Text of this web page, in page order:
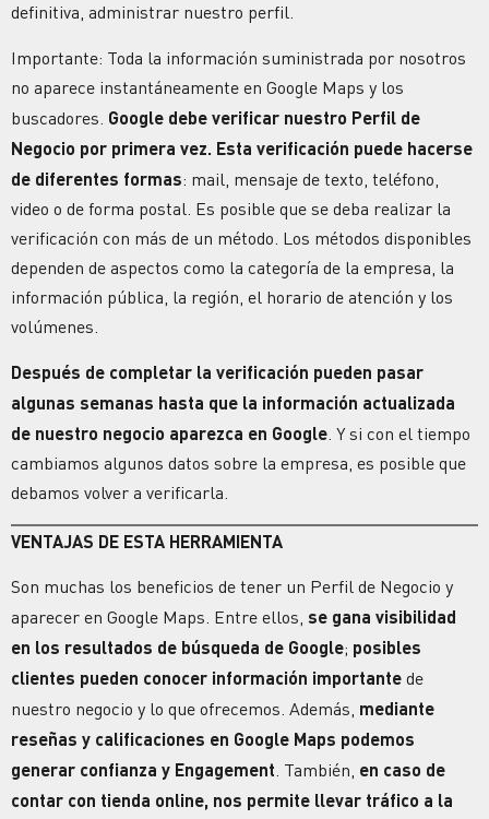
definitiva, administrar nuestro perfil.
Importante: Toda la información suministrada por nosotros
no aparece instantáneamente en Google Maps y los
buscadores. Google debe verificar nuestro Perfil de
Negocio por primera vez. Esta verificación puede hacerse
de diferentes formas: mail, mensaje de texto, teléfono,
video o de forma postal. Es posible que se deba realizar la
verificación con más de un método. Los métodos disponibles
dependen de aspectos como la categoría de la empresa, la
información pública, la región, el horario de atención y los
volúmenes.
Después de completar la verificación pueden pasar
algunas semanas hasta que la información actualizada
de nuestro negocio aparezca en Google. Y si con el tiempo
cambiamos algunos datos sobre la empresa, es posible que
debamos volver a verificarla.
VENTAJAS DE ESTA HERRAMIENTA
Son muchas los beneficios de tener un Perfil de Negocio y
aparecer en Google Maps. Entre ellos, se gana visibilidad
en los resultados de búsqueda de Google; posibles
clientes pueden conocer información importante de
nuestro negocio y lo que ofrecemos. Además, mediante
reseñas y calificaciones en Google Maps podemos
generar confianza y Engagement . También, en caso de
contar con tienda online, nos permite llevar tráfico a la